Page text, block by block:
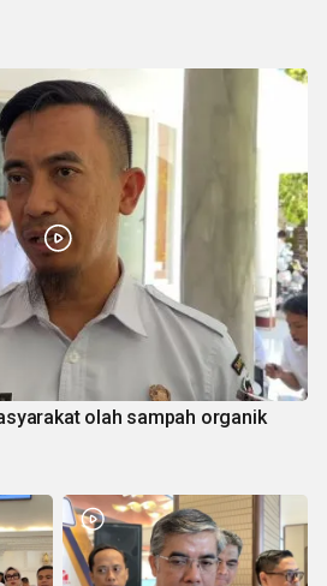
olah sampah organik